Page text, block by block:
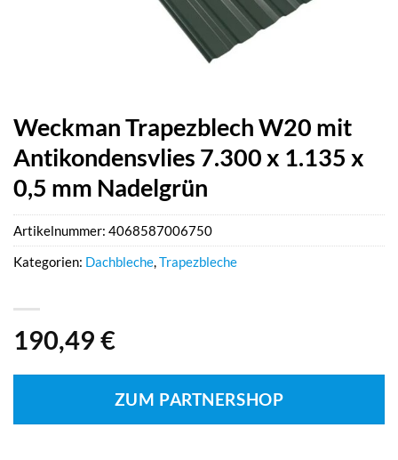
Weckman Trapezblech W20 mit
Antikondensvlies 7.300 x 1.135 x
0,5 mm Nadelgrün
190,49 €
ZUM PARTNERSHOP
Artikelnummer: 4068587006750
Kategorien: Dachbleche,Trapezbleche